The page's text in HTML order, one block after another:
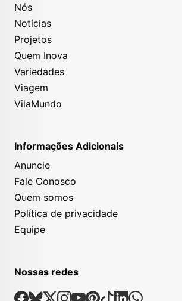
Nós
Notícias
Projetos
Quem Inova
Variedades
Viagem
VilaMundo
Informações Adicionais
Anuncie
Fale Conosco
Quem somos
Política de privacidade
Equipe
Nossas redes
Nossas Redes Sociais
Facebook
Bsky
X Instagram
Youtube
Pinterest
TiktokLinkedin
Whatsapp